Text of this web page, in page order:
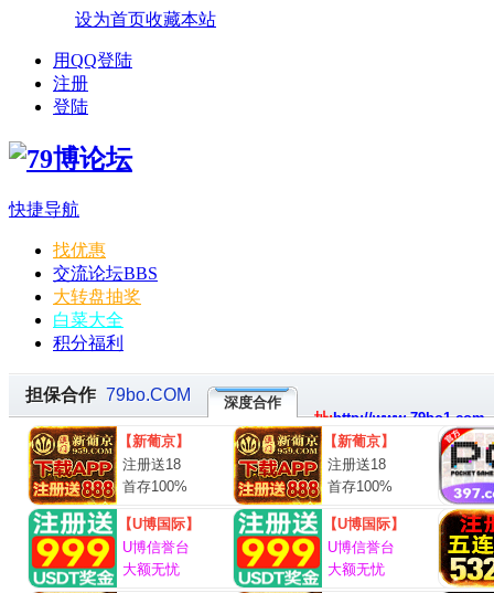
设为首页收藏本站
用QQ登陆
注册
登陆
快捷导航
找优惠
交流论坛BBS
大转盘抽奖
白菜大全
积分福利